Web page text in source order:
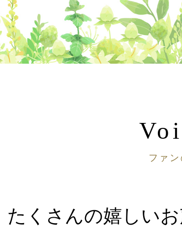
ファ
たくさんの嬉しい